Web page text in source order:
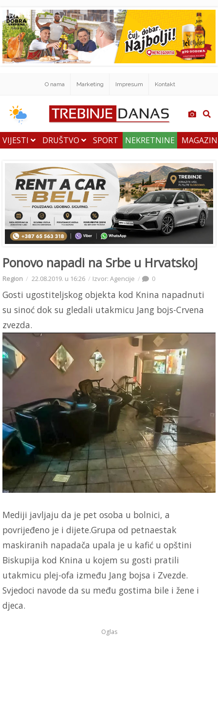
O nama Marketing Impresum Kontakt
VIJESTI DRUŠTVO SPORT NEKRETNINE
Ponovo napadi na Srbe u Hrvatskoj
Region 22.08.2019. u 16:26 Izvor: Agencije 0
Gosti ugostiteljskog objekta kod Knina napadnuti
su sinoć dok su gledali utakmicu Jang bojs-Crvena
zvezda.
Mediji javljaju da je pet osoba u bolnici, a
povrijeđeno je i dijete.Grupa od petnaestak
maskiranih napadača upala je u kafić u opštini
Biskupija kod Knina u kojem su gosti pratili
utakmicu plej-ofa između Jang bojsa i Zvezde.
Svjedoci navode da su među gostima bile i žene i
djeca.
Oglas